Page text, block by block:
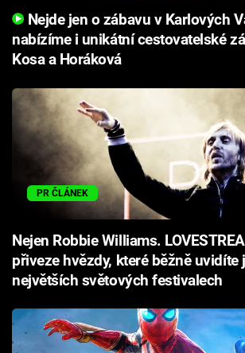
Nejde jen o zábavu v Karlových
nabízíme i unikátní cestovatelské
Kosa a Horáková
PR ČLÁNEK
Nejen Robbie Williams.
přiveze hvězdy, které běžně uvidíte
největších světových festivalech